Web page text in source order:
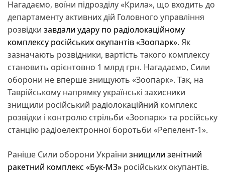
Нагадаємо, воїни підрозділу «Крила», що входить до
департаменту активних дій Головного управління
розвідки завдали удару по радіолокаційному
комплексу російських окупантів «Зоопарк». Як
зазначають розвідники, вартість такого комплексу
становить орієнтовно 1 млрд грн. Нагадаємо, Сили
оборони не вперше знищують «Зоопарк». Так, на
Таврійському напрямку українські захисники
знищили російський радіолокаційний комплекс
розвідки і контролю стрільби «Зоопарк» та російську
станцію радіоелектронної боротьби «Репелент-1».
Раніше Сили оборони України знищили зенітний
ракетний комплекс «Бук-М3» російських окупантів.